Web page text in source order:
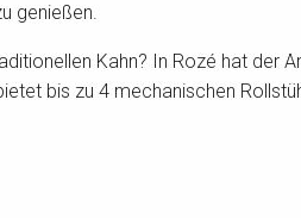
genießen.
Kahn? In Rozé hat der
bis zu 4 mechanischen